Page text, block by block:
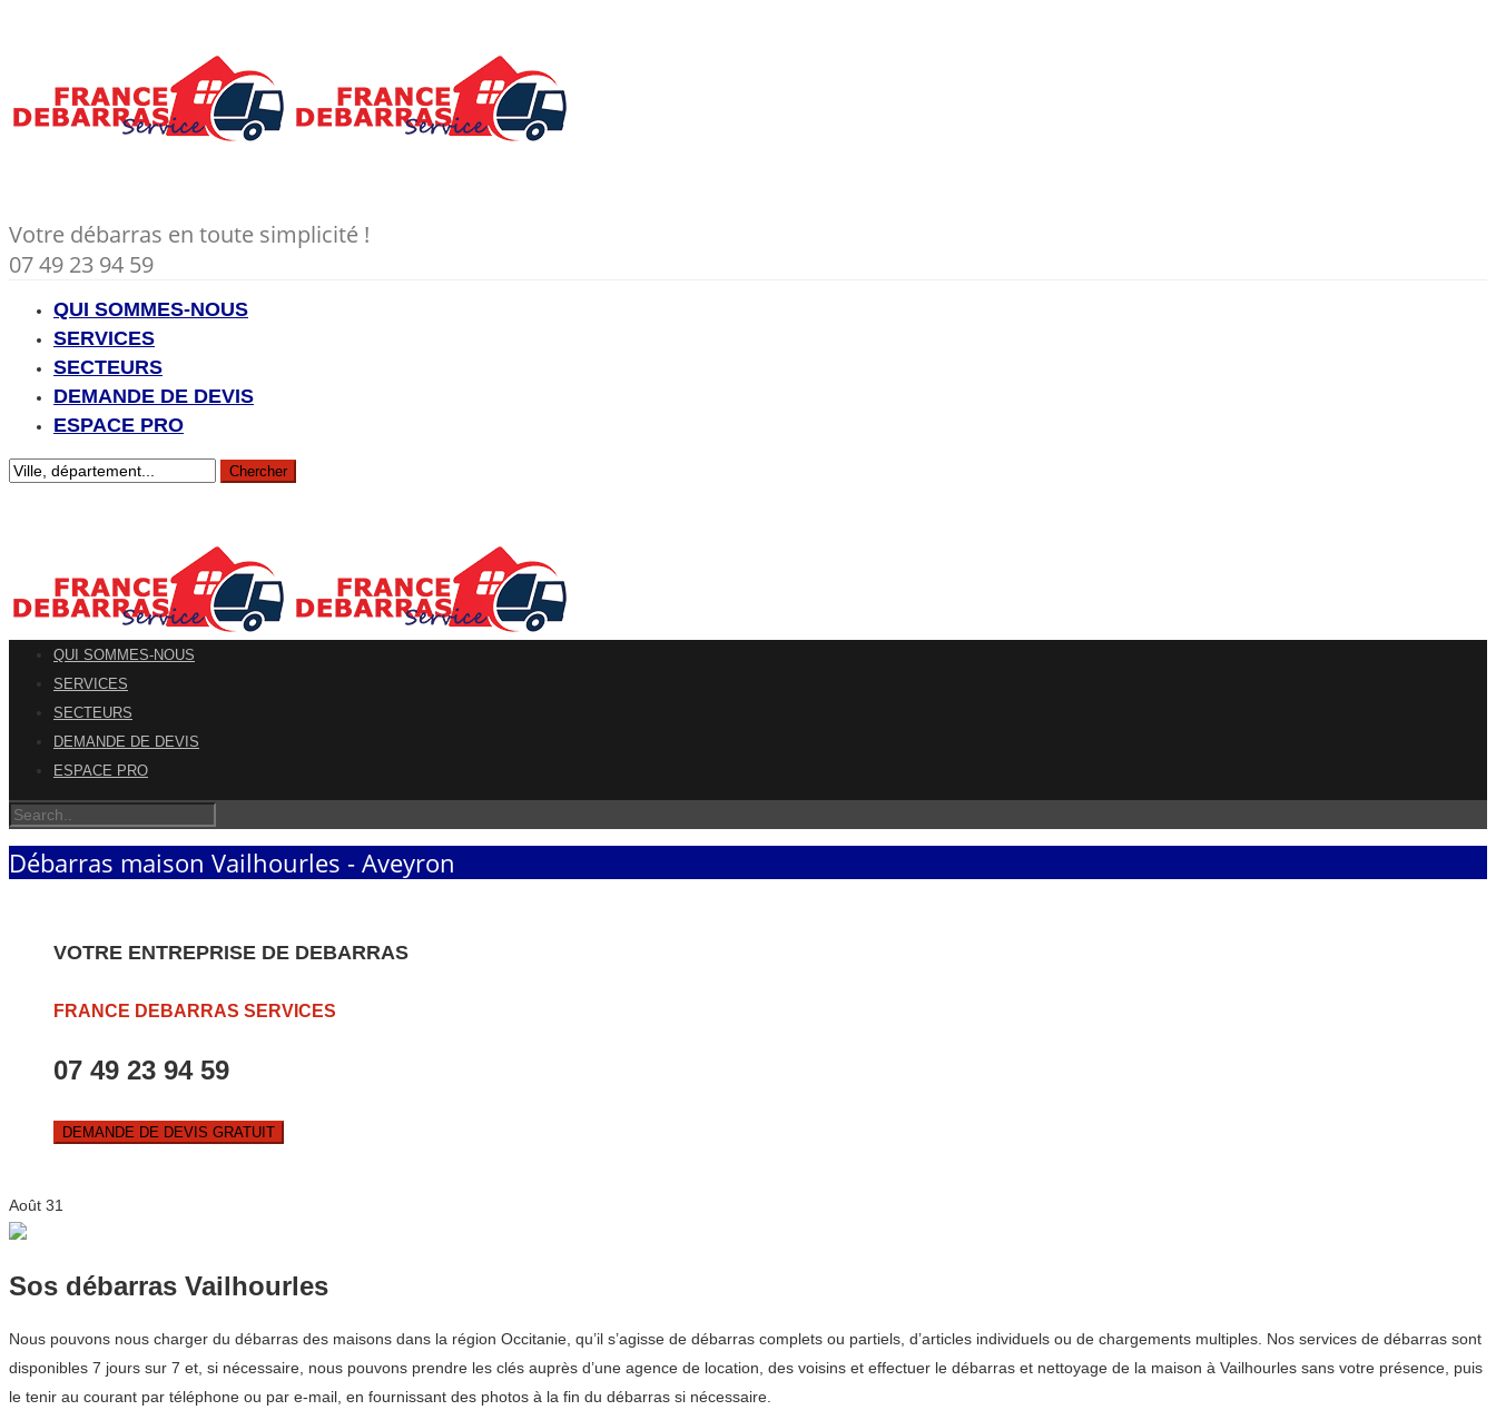
Votre débarras en toute simplicité !
07 49 23 94 59
QUI SOMMES-NOUS
SERVICES
SECTEURS
DEMANDE DE DEVIS
ESPACE PRO
QUI SOMMES-NOUS
SERVICES
SECTEURS
DEMANDE DE DEVIS
ESPACE PRO
Débarras maison Vailhourles - Aveyron
VOTRE ENTREPRISE DE DEBARRAS
FRANCE DEBARRAS SERVICES
07 49 23 94 59
DEMANDE DE DEVIS GRATUIT
Août 31
Sos débarras Vailhourles
Nous pouvons nous charger du débarras des maisons dans la région Occitanie, qu’il s’agisse de débarras complets ou partiels, d’articles individuels ou de chargements multiples. Nos services de débarras sont
disponibles 7 jours sur 7 et, si nécessaire, nous pouvons prendre les clés auprès d’une agence de location, des voisins et effectuer le débarras et nettoyage de la maison à Vailhourles sans votre présence, puis
le tenir au courant par téléphone ou par e-mail, en fournissant des photos à la fin du débarras si nécessaire.